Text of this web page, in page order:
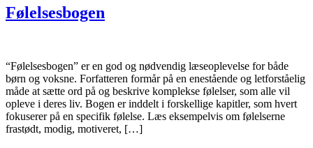
Følelsesbogen
“Følelsesbogen” er en god og nødvendig læseoplevelse for både
børn og voksne. Forfatteren formår på en enestående og letforståelig
måde at sætte ord på og beskrive komplekse følelser, som alle vil
opleve i deres liv. Bogen er inddelt i forskellige kapitler, som hvert
fokuserer på en specifik følelse. Læs eksempelvis om følelserne
frastødt, modig, motiveret, […]